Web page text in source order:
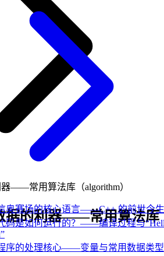
奥赛场的核心语言——C++ 的前世今生
码是如何运行的？——编译过程与
序的处理核心——变量与常用数据类型
——常用算法库（algorithm）
据的利器——常用算法库